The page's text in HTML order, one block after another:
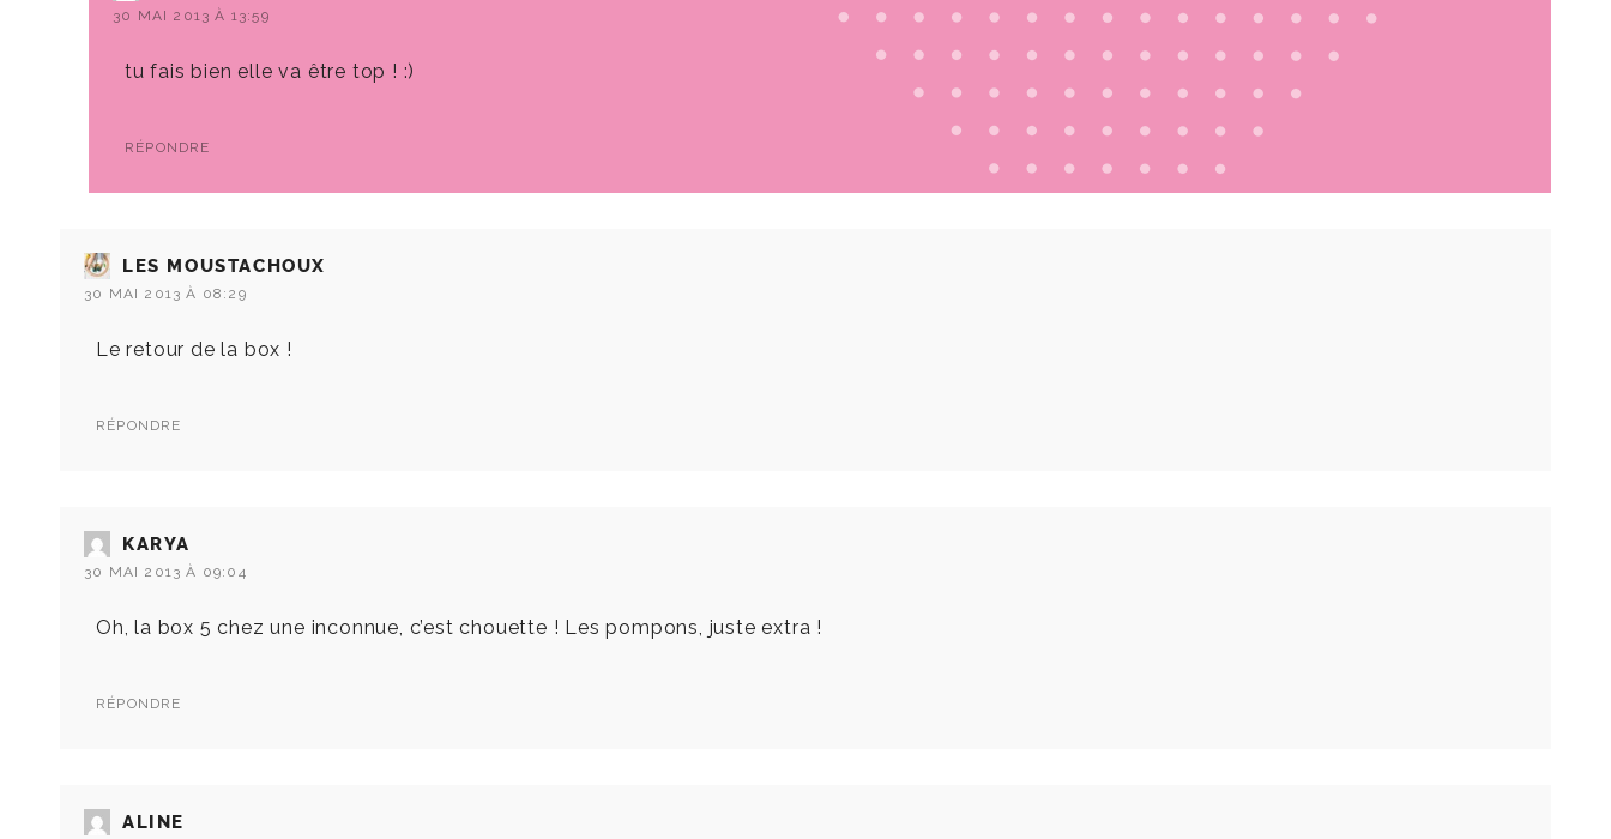
30 MAI 2013 À 13:59
tu fais bien elle va être top ! :)
RÉPONDRE
LES MOUSTACHOUX
30 MAI 2013 À 08:29
Le retour de la box !
RÉPONDRE
KARYA
30 MAI 2013 À 09:04
Oh, la box 5 chez une inconnue, c’est chouette ! Les pompons, juste extra !
RÉPONDRE
ALINE